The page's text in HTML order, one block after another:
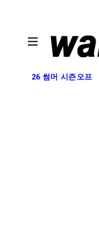
26 썸머 시즌오프